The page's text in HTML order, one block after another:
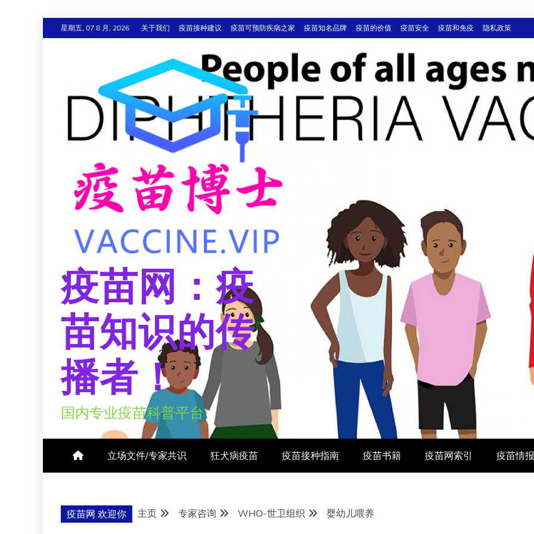
至
星期五, 07 8 月, 2026 关于我们 疫苗接种建议 疫苗可预防疾病之家 疫苗知名品牌 疫苗的价值 疫苗安全 疫苗和免疫 隐私政策
疫苗网：疫
苗知识的传
播者！
国内专业疫苗科普平台
立场文件/专家共识 狂犬病疫苗 疫苗接种指南 疫苗书籍 疫苗网索引 疫苗情
疫苗网 欢迎你 主页 专家咨询 WHO-世卫组织 婴幼儿喂养